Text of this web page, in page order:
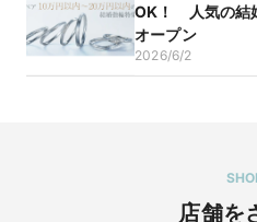
いただける婚約指輪やエタニティ
す。プロポーズをお考えの方は
限りがございます。
OK！ 人気の結
オープン
2026/6/2
店舗を